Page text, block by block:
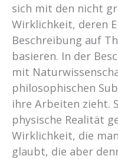
sich mit den nicht
Wirklichkeit, deren
Beschreibung auf
basieren. In der
mit
philosophischen
ihre Arbeiten zieht.
physische Realität
Wirklichkeit, die
glaubt, die aber